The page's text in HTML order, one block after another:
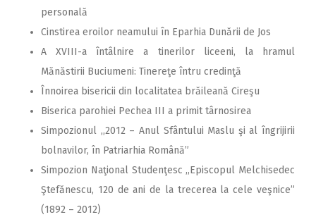
personală
Cinstirea eroilor neamului în Eparhia Dunării de Jos
A XVIII-a întâlnire a tinerilor liceeni, la hramul
Mănăstirii Buciumeni: Tinereţe întru credinţă
Înnoirea bisericii din localitatea brăileană Cireşu
Biserica parohiei Pechea III a primit târnosirea
Simpozionul ,,2012 – Anul Sfântului Maslu şi al îngrijirii
bolnavilor, în Patriarhia Română”
Simpozion Naţional Studenţesc ,,Episcopul Melchisedec
Ştefănescu, 120 de ani de la trecerea la cele veşnice”
(1892 – 2012)